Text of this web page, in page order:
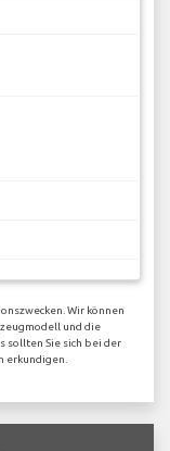
Wir können
und die
sollten Sie sich bei der
erkundigen.